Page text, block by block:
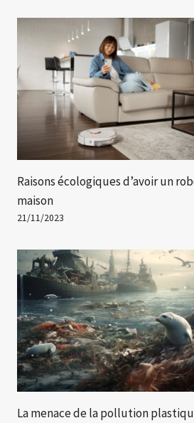
Raisons écologiques d’avoir un
maison
21/11/2023
La menace de la pollution